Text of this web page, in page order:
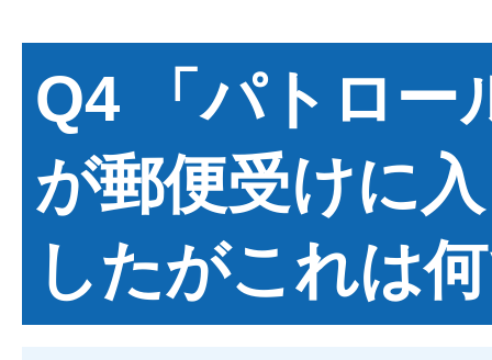
Q4 「パトロー
が郵便受けに
したがこれは